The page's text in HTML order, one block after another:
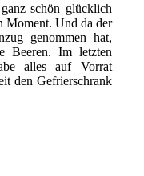
schön glücklich
Moment. Und da der
genommen hat,
Beeren. Im letzten
alles auf Vorrat
den Gefrierschrank